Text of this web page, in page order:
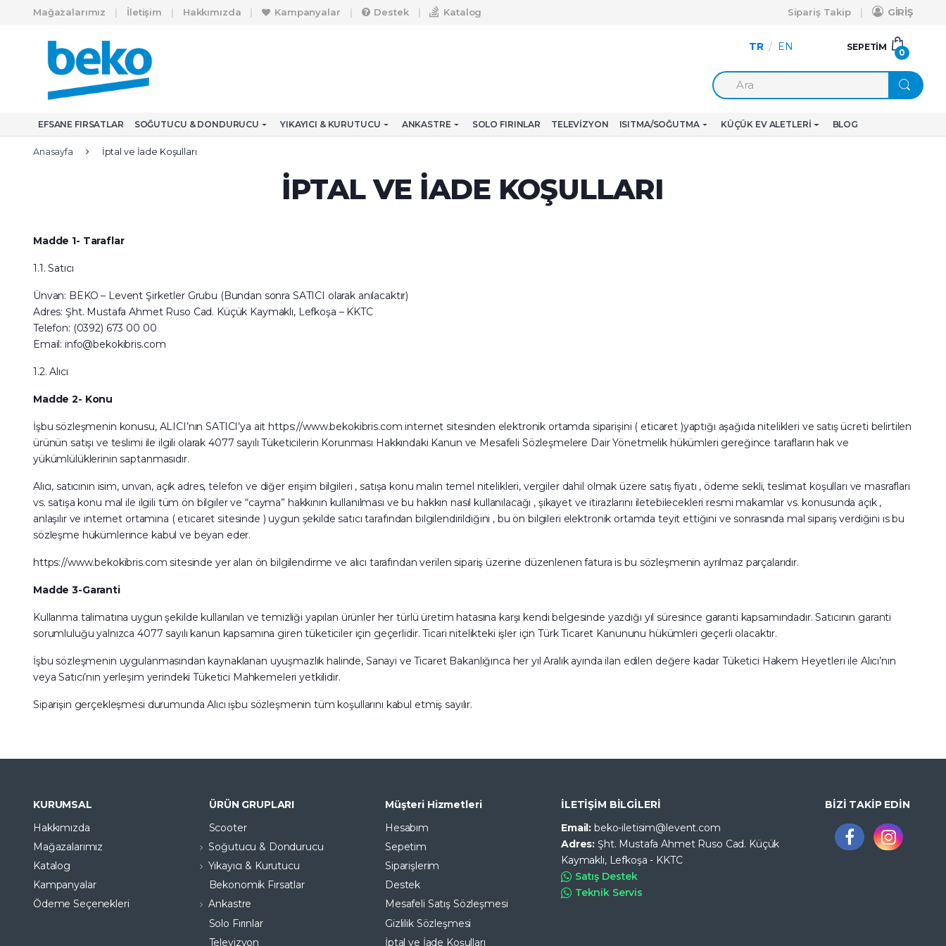
Skip to navigation
Skip to content
Mağazalarımız İletişim Hakkımızda Kampanyalar Destek Katalog Sipariş Takip GİRİŞ
TR / EN
a
:
SEPETIM
0
EFSANE FIRSATLAR SOĞUTUCU & DONDURUCU YIKAYICI & KURUTUCU ANKASTRE SOLO FIRINLAR TELEVIZYON ISITMA/SOĞUTMA KÜÇÜK EV ALETLERI BLOG
Anasayfa İptal ve İade Koşulları
İPTAL VE İADE KOŞULLARI
Madde 1- Taraflar
1.1. Satıcı
Ünvan: BEKO – Levent Şirketler Grubu (Bundan sonra SATICI olarak anılacaktır)
Adres: Şht. Mustafa Ahmet Ruso Cad. Küçük Kaymaklı, Lefkoşa – KKTC
Telefon: (0392) 673 00 00
Email: info@bekokibris.com
1.2. Alıcı
Madde 2- Konu
İşbu sözleşmenin konusu, ALICI’nın SATICI’ya ait https://www.bekokibris.com internet sitesinden elektronik ortamda siparişini ( eticaret )yaptığı aşağıda nitelikleri ve satış ücreti belirtilen
ürünün satışı ve teslimi ile ilgili olarak 4077 sayılı Tüketicilerin Korunması Hakkındaki Kanun ve Mesafeli Sözleşmelere Dair Yönetmelik hükümleri gereğince tarafların hak ve
yükümlülüklerinin saptanmasıdır.
Alıcı, satıcının isim, unvan, açık adres, telefon ve diğer erişim bilgileri , satışa konu malın temel nitelikleri, vergiler dahil olmak üzere satış fiyatı , ödeme sekli, teslimat koşulları ve masrafları
vs. satışa konu mal ile ilgili tüm ön bilgiler ve “cayma” hakkının kullanılması ve bu hakkın nasıl kullanılacağı , şikayet ve itirazlarını iletebilecekleri resmi makamlar vs. konusunda açık ,
anlaşılır ve internet ortamına ( eticaret sitesinde ) uygun şekilde satıcı tarafından bilgilendirildiğini , bu ön bilgileri elektronik ortamda teyit ettiğini ve sonrasında mal sipariş verdiğini is bu
sözleşme hükümlerince kabul ve beyan eder.
https://www.bekokibris.com sitesinde yer alan ön bilgilendirme ve alıcı tarafından verilen sipariş üzerine düzenlenen fatura is bu sözleşmenin ayrılmaz parçalarıdır.
Madde 3-Garanti
Kullanma talimatına uygun şekilde kullanılan ve temizliği yapılan ürünler her türlü üretim hatasına karşı kendi belgesinde yazdığı yıl süresince garanti kapsamındadır. Satıcının garanti
sorumluluğu yalnızca 4077 sayılı kanun kapsamına giren tüketiciler için geçerlidir. Ticari nitelikteki işler için Türk Ticaret Kanununu hükümleri geçerli olacaktır.
İşbu sözleşmenin uygulanmasından kaynaklanan uyuşmazlık halinde, Sanayi ve Ticaret Bakanlığınca her yıl Aralık ayında ilan edilen değere kadar Tüketici Hakem Heyetleri ile Alıcı’nın
veya Satıcı’nın yerleşim yerindeki Tüketici Mahkemeleri yetkilidir.
Siparişin gerçekleşmesi durumunda Alıcı işbu sözleşmenin tüm koşullarını kabul etmiş sayılır.
KURUMSAL
Hakkımızda
Mağazalarımız
Katalog
Kampanyalar
Ödeme Seçenekleri
ÜRÜN GRUPLARI
Scooter
Soğutucu & Dondurucu
Yıkayıcı & Kurutucu
Bekonomik Fırsatlar
Ankastre
Solo Fırınlar
Televizyon
Müşteri Hizmetleri
Hesabım
Sepetim
Siparişlerim
Destek
Mesafeli Satış Sözleşmesi
Gizlilik Sözleşmesi
İptal ve İade Koşulları
İLETİŞİM BİLGİLERİ
Email:beko-iletisim@levent.com
Adres:Şht. Mustafa Ahmet Ruso Cad. Küçük
Kaymaklı, Lefkoşa - KKTC
Satış Destek
Teknik Servis
BİZİ TAKİP EDİN